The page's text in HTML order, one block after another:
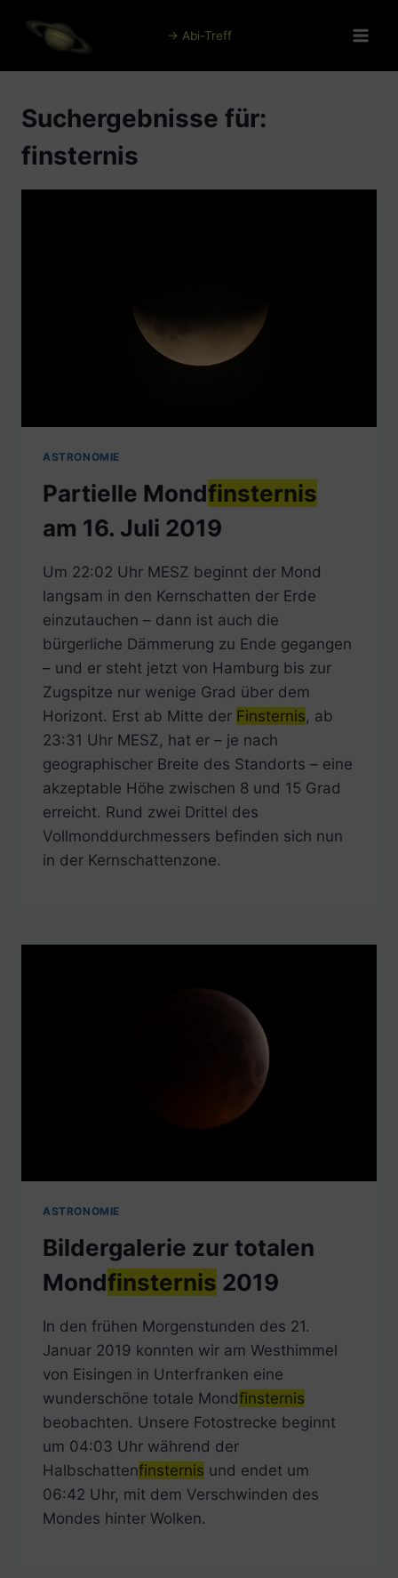
Inhalt
→ Abi-Treff
Suchergebnisse für:
finsternis
ASTRONOMIE
Partielle Mondfinsternis
am 16. Juli 2019
Um 22:02 Uhr MESZ beginnt der Mond
langsam in den Kernschatten der Erde
einzutauchen – dann ist auch die
bürgerliche Dämmerung zu Ende gegangen
– und er steht jetzt von Hamburg bis zur
Zugspitze nur wenige Grad über dem
Horizont. Erst ab Mitte der Finsternis, ab
23:31 Uhr MESZ, hat er – je nach
geographischer Breite des Standorts – eine
akzeptable Höhe zwischen 8 und 15 Grad
erreicht. Rund zwei Drittel des
Vollmonddurchmessers befinden sich nun
in der Kernschattenzone.
ASTRONOMIE
Bildergalerie zur totalen
Mondfinsternis 2019
In den frühen Morgenstunden des 21.
Januar 2019 konnten wir am Westhimmel
von Eisingen in Unterfranken eine
wunderschöne totale Mondfinsternis
beobachten. Unsere Fotostrecke beginnt
um 04:03 Uhr während der
Halbschattenfinsternis und endet um
06:42 Uhr, mit dem Verschwinden des
Mondes hinter Wolken.